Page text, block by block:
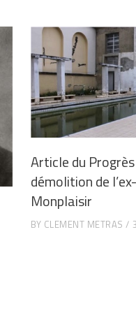
Article du
démolition de
Monplaisir
BY CLEMENT METRAS